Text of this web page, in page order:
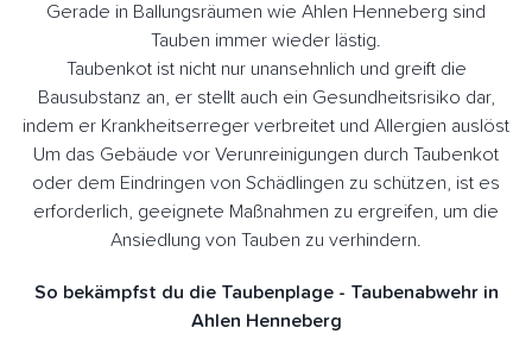
Gerade in Ballungsräumen wie Ahlen Henneberg sind
Tauben immer wieder lästig.
Taubenkot ist nicht nur unansehnlich und greift die
Bausubstanz an, er stellt auch ein Gesundheitsrisiko dar,
indem er Krankheitserreger verbreitet und Allergien auslöst
Um das Gebäude vor Verunreinigungen durch Taubenkot
oder dem Eindringen von Schädlingen zu schützen, ist es
erforderlich, geeignete Maßnahmen zu ergreifen, um die
Ansiedlung von Tauben zu verhindern.
So bekämpfst du die Taubenplage - Taubenabwehr in
Ahlen Henneberg